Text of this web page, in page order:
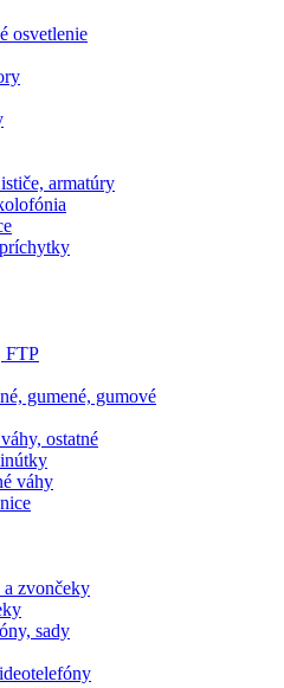
osvetlenie
armatúry
FTP
gumené, gumové
ostatné
váhy
zvončeky
sady